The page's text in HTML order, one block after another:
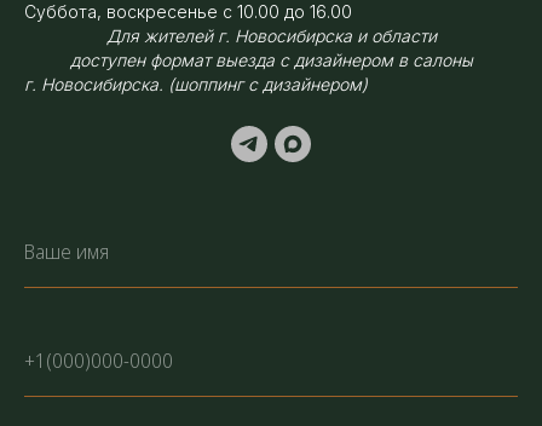
Суббота, воскресенье с 10.00 до 16.00
Для жителей г. Новосибирска и области
доступен формат выезда с дизайнером в салоны
г. Новосибирска. (шоппинг с дизайнером)